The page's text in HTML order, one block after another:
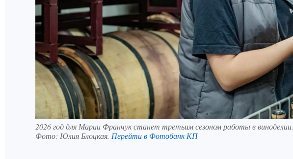
2026 год для Марии Франчук станет третьим сезоном работы в виноделии.
Фото: Юлия Блоцкая. Перейти в Фотобанк КП